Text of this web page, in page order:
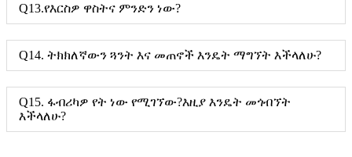
Q13.የእርስዎ ዋስትና ምንድን ነው?
Q14. ትክክለኛውን ጓንት እና መጠኖች እንዴት ማግኘት እችላለሁ?
Q15. ፋብሪካዎ የት ነው የሚገኘው?እዚያ እንዴት መጎብኘት
እችላለሁ?